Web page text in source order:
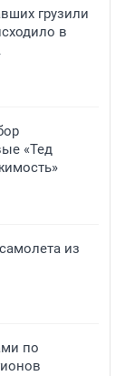
грузили
в
«Тед
из
по